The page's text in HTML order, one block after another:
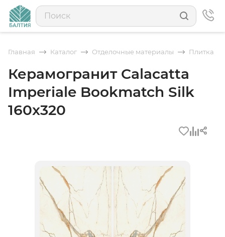
Главная Каталог Отделочные материалы Плитка
Керамогранит Calacatta
Imperiale Bookmatch Silk
160x320